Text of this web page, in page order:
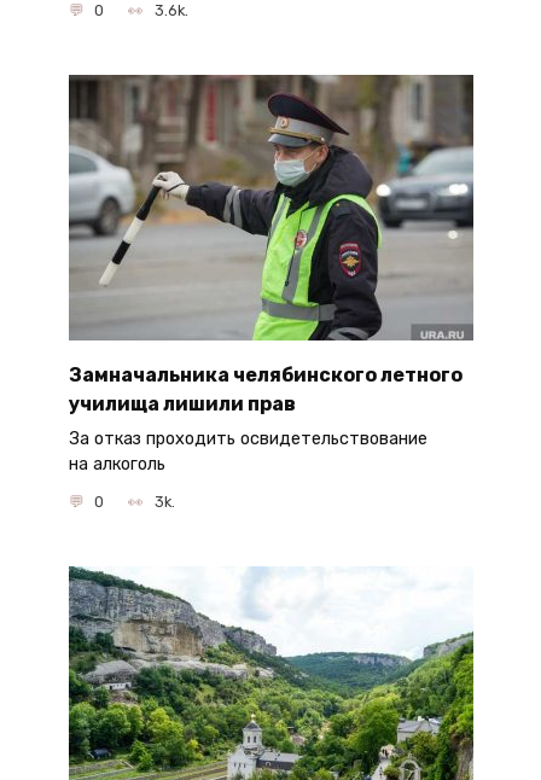
0 3.6k.
Замначальника челябинского летного
училища лишили прав
За отказ проходить освидетельствование
на алкоголь
0 3k.